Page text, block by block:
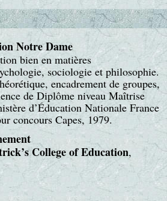
Notre Dame
bien en matières
sociologie et philosophie.
encadrement de groupes,
de Diplôme niveau Maîtrise
d’Éducation Nationale France
concours Capes, 1979.
College of Education,